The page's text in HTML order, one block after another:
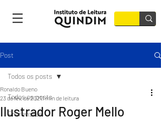
Post
Todos os posts
Entrevistas
Todos os posts
Ilustrador Roger Mello
Ronaldo Bueno
23 de fev. de 20211 min de leitura